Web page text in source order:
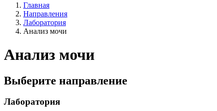
Главная
Направления
Лаборатория
Анализ мочи
Анализ мочи
Выберите направление
Лаборатория